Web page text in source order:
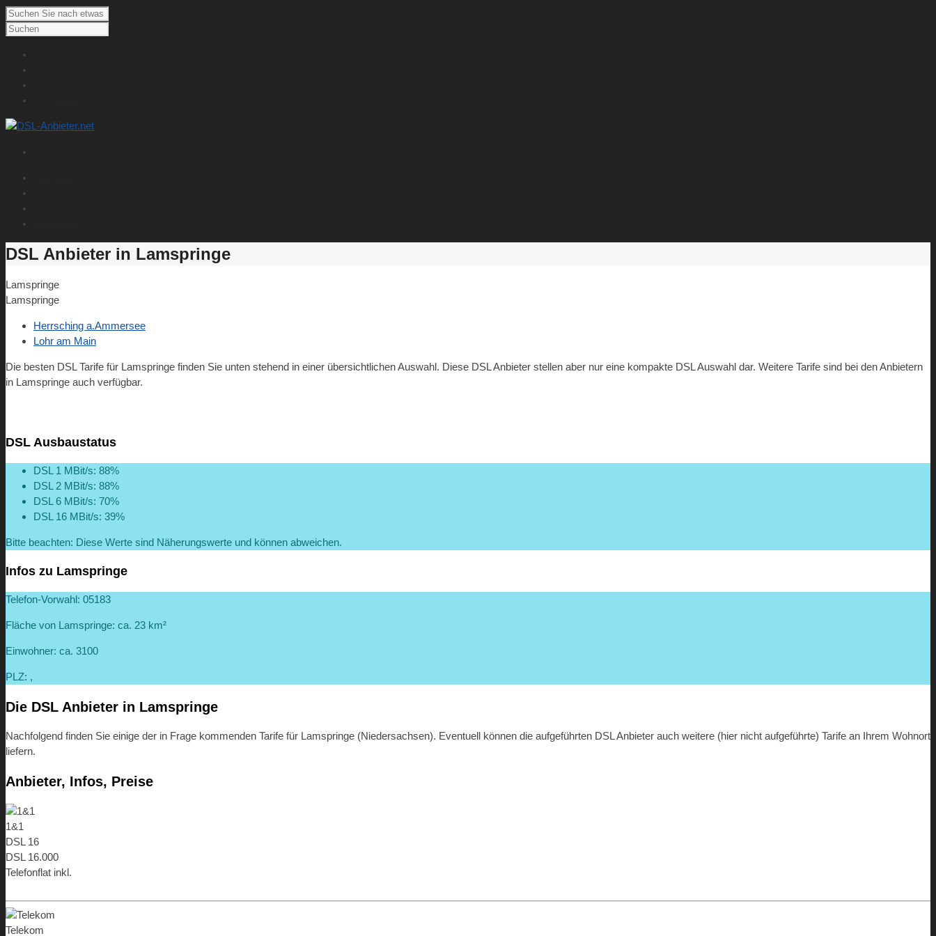
DSL Anbieter in Lamspringe
Lamspringe
Lamspringe
Herrsching a.Ammersee
Lohr am Main
Die besten DSL Tarife für Lamspringe finden Sie unten stehend in einer übersichtlichen Auswahl. Diese DSL Anbieter stellen aber nur eine kompakte DSL Auswahl dar. Weitere Tarife sind bei den Anbietern
in Lamspringe auch verfügbar.
DSL Ausbaustatus
DSL 1 MBit/s: 88%
DSL 2 MBit/s: 88%
DSL 6 MBit/s: 70%
DSL 16 MBit/s: 39%
Bitte beachten: Diese Werte sind Näherungswerte und können abweichen.
Infos zu Lamspringe
Telefon-Vorwahl: 05183
Fläche von Lamspringe: ca. 23 km²
Einwohner: ca. 3100
PLZ: ,
Die DSL Anbieter in Lamspringe
Nachfolgend finden Sie einige der in Frage kommenden Tarife für Lamspringe (Niedersachsen). Eventuell können die aufgeführten DSL Anbieter auch weitere (hier nicht aufgeführte) Tarife an Ihrem Wohnort
liefern.
Anbieter, Infos, Preise
1&1
DSL 16
DSL 16.000
Telefonflat inkl.
Telekom